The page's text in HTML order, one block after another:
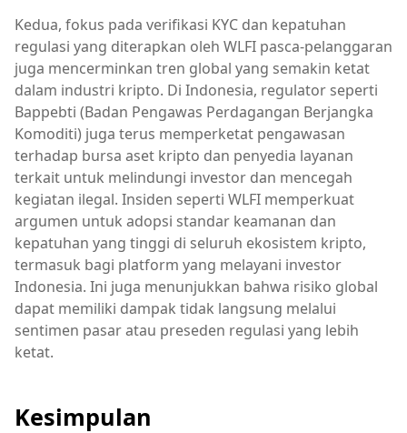
Kedua, fokus pada verifikasi KYC dan kepatuhan
regulasi yang diterapkan oleh WLFI pasca-pelanggaran
juga mencerminkan tren global yang semakin ketat
dalam industri kripto. Di Indonesia, regulator seperti
Bappebti (Badan Pengawas Perdagangan Berjangka
Komoditi) juga terus memperketat pengawasan
terhadap bursa aset kripto dan penyedia layanan
terkait untuk melindungi investor dan mencegah
kegiatan ilegal. Insiden seperti WLFI memperkuat
argumen untuk adopsi standar keamanan dan
kepatuhan yang tinggi di seluruh ekosistem kripto,
termasuk bagi platform yang melayani investor
Indonesia. Ini juga menunjukkan bahwa risiko global
dapat memiliki dampak tidak langsung melalui
sentimen pasar atau preseden regulasi yang lebih
ketat.
Kesimpulan